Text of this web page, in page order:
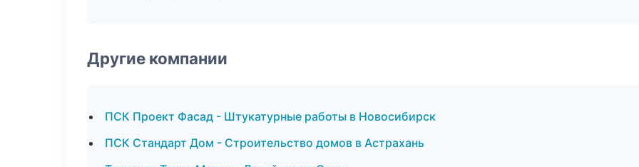
Другие компании
ПСК Проект Фасад - Штукатурные работы в Новосибирск
ПСК Стандарт Дом - Строительство домов в Астрахань